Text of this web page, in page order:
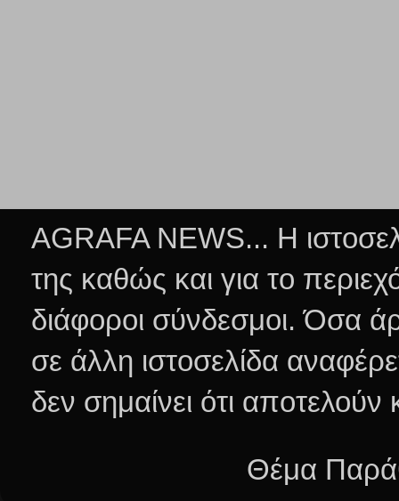
AGRAFA NEWS... Η
της καθώς και για το
διάφοροι σύνδεσμοι.Όσα
σε άλλη ιστοσελίδα
δεν σημαίνει ότι
Θέμα